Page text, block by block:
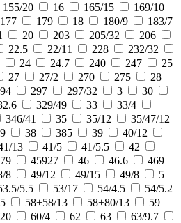
155/20 16 165/15
169/10
177 179 18 180/9
183/7
20 203 205/32
206
22.5 22/11 228
232/32
24 24.7 240 247
25
27 27/2 270 275
28
297 297/32 3
30
329/49 33
33/4
346/41 35 35/12
35/47/12
38 385 39
40/12
13 41/5 41/5.5
42
45927 46 46.6
469
8 49/12 49/15 49/8
5
5.5 53/17 54/4.5
54/5.2
58+58/13 58+80/13
59
60/4 62 63
63/9.7